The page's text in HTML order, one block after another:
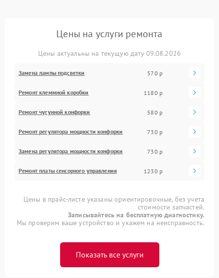
Цены на услуги ремонта
Цены актуальны на текущую дату 09.08.2026
Замена лампы подсветки 570 р
Ремонт клеммной коробки 1180 р
Ремонт чугунной конфорки 580 р
Ремонт регулятора мощности конфорки 730 р
Замена регулятора мощности конфорки 730 р
Ремонт платы сенсорного управления 1230 р
Цены в прайс-листе указаны ориентировочные, без учета
стоимости запчастей.
Записывайтесь на бесплатную диагностику.
Мы проверим ваше устройство и укажем на неисправность.
Показать все услуги